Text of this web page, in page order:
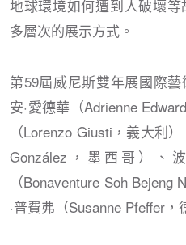
地球環境如何遭到人破壞
多層次的展示方式。
第59屆威尼斯雙年展國際
安·愛德華（Adrienne
（Lorenzo Giusti，義大利
González，墨西哥）、
（Bonaventure Soh
·普費弗（Susanne Pfeffer，